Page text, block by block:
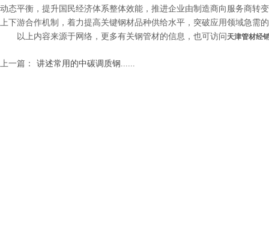
动态平衡，提升国民经济体系整体效能，推进企业由制造商向服务商转
上下游合作机制，着力提高关键钢材品种供给水平，突破应用领域急需
以上内容来源于网络，更多有关钢管材的信息，也可访问 天津管材经
上一篇： 讲述常用的中碳调质钢......